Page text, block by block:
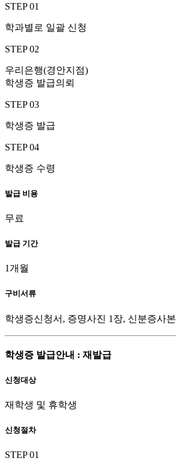
STEP 01
학과별로 일괄 신청
STEP 02
우리은행(경안지점)
학생증 발급의뢰
STEP 03
학생증 발급
STEP 04
학생증 수령
발급 비용
무료
발급 기간
1개월
구비서류
학생증신청서, 증명사진 1장, 신분증사본
학생증 발급안내 : 재발급
신청대상
재학생 및 휴학생
신청절차
STEP 01